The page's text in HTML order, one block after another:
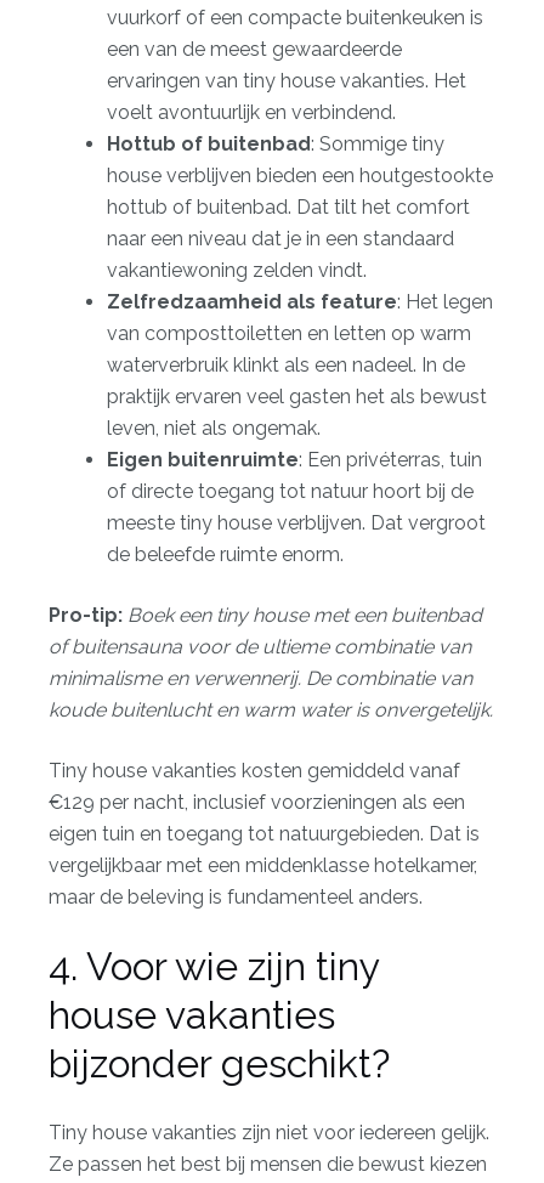
vuurkorf of een compacte buitenkeuken is
een van de meest gewaardeerde
ervaringen van tiny house vakanties. Het
voelt avontuurlijk en verbindend.
Hottub of buitenbad: Sommige tiny
house verblijven bieden een houtgestookte
hottub of buitenbad. Dat tilt het comfort
naar een niveau dat je in een standaard
vakantiewoning zelden vindt.
Zelfredzaamheid als feature: Het legen
van composttoiletten en letten op warm
waterverbruik klinkt als een nadeel. In de
praktijk ervaren veel gasten het als bewust
leven, niet als ongemak.
Eigen buitenruimte: Een privéterras, tuin
of directe toegang tot natuur hoort bij de
meeste tiny house verblijven. Dat vergroot
de beleefde ruimte enorm.
Pro-tip: Boek een tiny house met een buitenbad
ofbuitensauna voor de ultieme combinatie van
minimalisme en verwennerij. De combinatie van
koude buitenlucht en warm water is onvergetelijk.
Tiny house vakanties kosten gemiddeld vanaf
€129 per nacht, inclusief voorzieningen als een
eigen tuin en toegang tot natuurgebieden. Dat is
vergelijkbaar met een middenklasse hotelkamer,
maar de beleving is fundamenteel anders.
4. Voor wie zijn tiny
house vakanties
bijzonder geschikt?
Tiny house vakanties zijn niet voor iedereen gelijk.
Ze passen het best bij mensen die bewust kiezen